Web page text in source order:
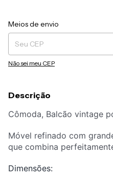
Entregas para o CEP:
Meios de envio
Não sei meu CEP
Descrição
Cômoda, Balcão vintage
Móvel refinado com
que combina
Dimensões: